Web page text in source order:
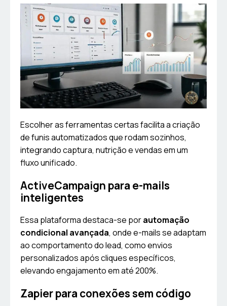
Escolher as ferramentas certas facilita a criação
de funis automatizados que rodam sozinhos,
integrando captura, nutrição e vendas em um
fluxo unificado.
ActiveCampaign para e-mails
inteligentes
Essa plataforma destaca-se porautomação
condicional avançada, onde e-mails se adaptam
ao comportamento do lead, como envios
personalizados após cliques específicos,
elevando engajamento em até 200%.
Zapier para conexões sem código